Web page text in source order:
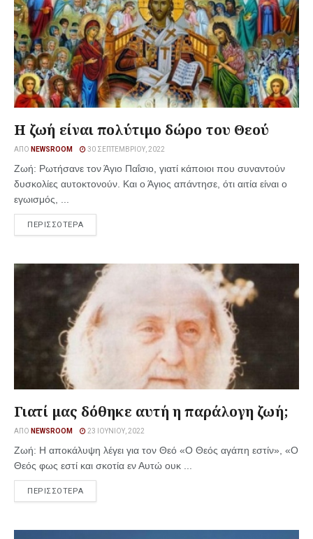
Η ζωή είναι πολύτιμο δώρο του Θεού
ΑΠΌ NEWSROOM 30 ΣΕΠΤΕΜΒΡΊΟΥ, 2022
Ζωή: Ρωτήσανε τον Άγιο Παΐσιο, γιατί κάποιοι που συναντούν
δυσκολίες αυτοκτονούν. Και ο Άγιος απάντησε, ότι αιτία είναι ο
εγωισμός, ...
ΠΕΡΙΣΣΟΤΕΡΑ
Γιατί μας δόθηκε αυτή η παράλογη ζωή;
ΑΠΌ NEWSROOM 23 ΙΟΥΝΊΟΥ, 2022
Ζωή: Η αποκάλυψη λέγει για τον Θεό «Ο Θεός αγάπη εστίν», «Ο
Θεός φως εστί και σκοτία εν Αυτώ ουκ ...
ΠΕΡΙΣΣΟΤΕΡΑ